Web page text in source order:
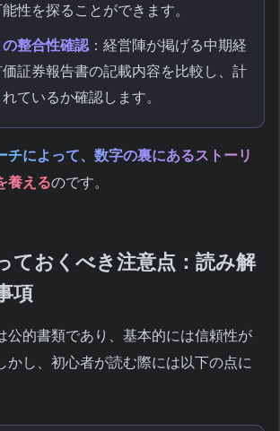
性を探ることができます。
整合性確認 ：経営陣が掲げる中期経
証券報告書の記載内容を比較し、計
ているか確認します。
チによって、数字の裏にあるストーリ
養えるのです。
ておくべき注意点：読み解
項
公的書類であり、基本的には信頼性が
かし、初心者が読む際には以下の点に